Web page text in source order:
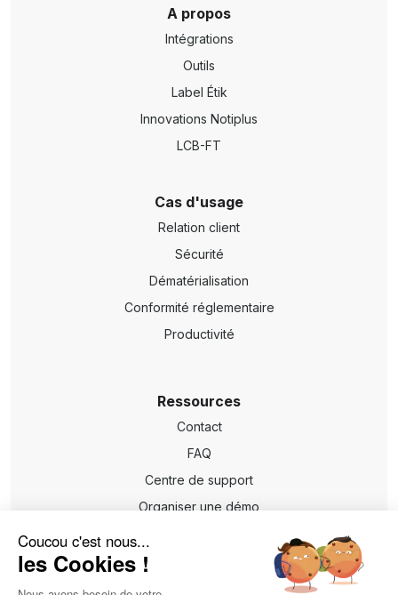
A propos
Intégrations
Outils
Label Étik
Innovations Notiplus
LCB-FT
Cas d'usage
Relation client
Sécurité
Dématérialisation
Conformité réglementaire
Productivité
Ressources
Contact
FAQ
Centre de support
Organiser une démo
Mentions légales
Coucou c'est nous...
les Cookies !